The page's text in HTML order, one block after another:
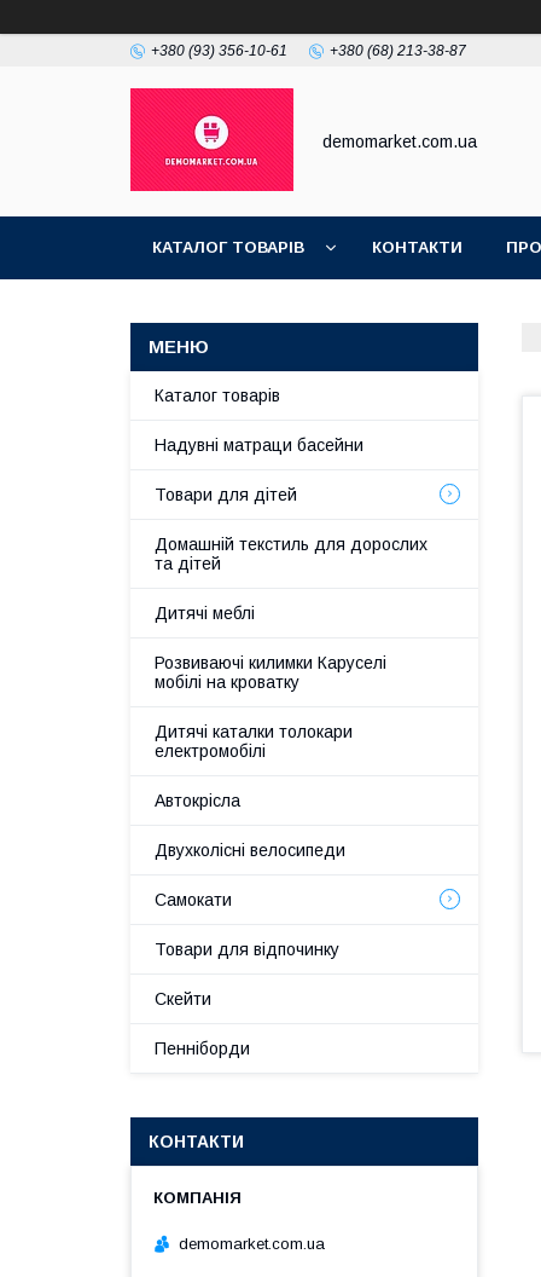
+380 (93) 356-10-61 +380 (68) 213-38-87
demomarket.com.ua
КАТАЛОГ ТОВАРІВ КОНТАКТИ
Каталог товарів
Надувні матраци басейни
Товари для дітей
Домашній текстиль для дорослих
та дітей
Дитячі меблі
Розвиваючі килимки Каруселі
мобілі на кроватку
Дитячі каталки толокари
електромобілі
Автокрісла
Двухколісні велосипеди
Самокати
Товари для відпочинку
Скейти
Пенніборди
КОНТАКТИ
demomarket.com.ua